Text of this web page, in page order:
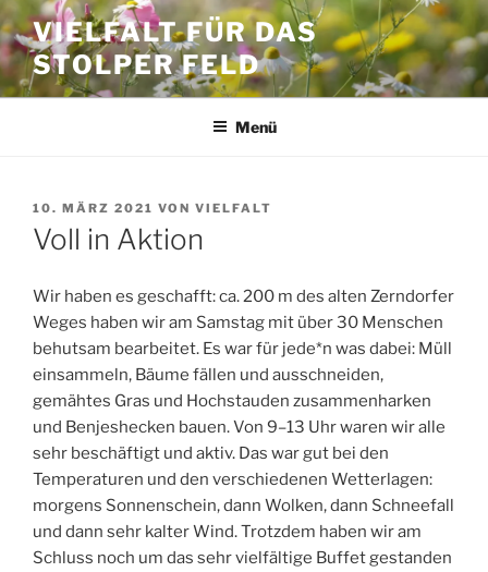
Zum
Inhalt
springen
VIELFALT FÜR DAS
STOLPER FELD
Menü
VERÖFFENTLICHT
AM
10. MÄRZ 2021 VON VIELFALT
Voll in Aktion
Wir haben es geschafft: ca. 200 m des alten Zerndorfer
Weges haben wir am Samstag mit über 30 Menschen
behutsam bearbeitet. Es war für jede*n was dabei: Müll
einsammeln, Bäume fällen und ausschneiden,
gemähtes Gras und Hochstauden zusammenharken
und Benjeshecken bauen. Von 9–13 Uhr waren wir alle
sehr beschäftigt und aktiv. Das war gut bei den
Temperaturen und den verschiedenen Wetterlagen:
morgens Sonnenschein, dann Wolken, dann Schneefall
und dann sehr kalter Wind. Trotzdem haben wir am
Schluss noch um das sehr vielfältige Buffet gestanden